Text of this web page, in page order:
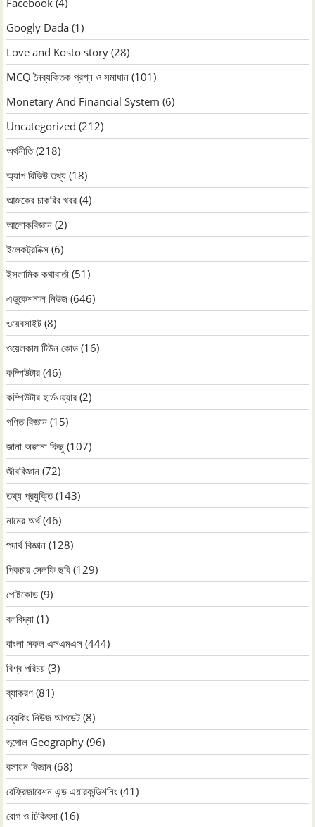
Googly Dada (1)
Love and Kosto story (28)
MCQ নৈব্যক্তিক প্রশ্ন ও সমাধান (101)
Monetary And Financial System (6)
Uncategorized (212)
অর্থনীতি(218)
অ্যাপ রিভিউ তথ্য (18)
আজকের চাকরির খবর (4)
আলোকবিজ্ঞান (2)
ইলেকট্রনিক্স (6)
ইসলামিক কথাবার্তা (51)
এডুকেশনাল নিউজ (646)
ওয়েবসাইট (8)
ওয়েলকাম টিউন কোড (16)
কম্পিউটার (46)
কম্পিউটার হার্ডওয়্যার (2)
গণিত বিজ্ঞান (15)
জানা অজানা কিছু (107)
জীববিজ্ঞান (72)
তথ্য প্রযুক্তি(143)
নামের অর্থ(46)
পদার্থ বিজ্ঞান (128)
পিকচার সেলফি ছবি (129)
পোষ্টকোড (9)
বলবিদ্যা (1)
বাংলা সকল এসএমএস (444)
বিশ্ব পরিচয় (3)
ব্যাকরণ (81)
ব্রেকিং নিউজ আপডেট (8)
ভূগোল Geography (96)
রসায়ন বিজ্ঞান (68)
রেফ্রিজারেশন এন্ড এয়ারকন্ডিশনিং (41)
রোগ ও চিকিৎসা (16)